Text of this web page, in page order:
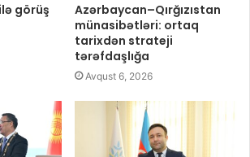
görüş
Azərbaycan–Qırğızıstan
münasibətləri: ortaq
tarixdən strateji
tərəfdaşlığa
Avqust 6, 2026